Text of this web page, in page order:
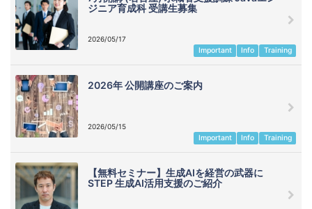
ジニア育成科 受講生募集
2026/05/17
Important Info Training
2026年 公開講座のご案内
2026/05/15
Important Info Training
【無料セミナー】生成AIを経営の武器に
STEP 生成AI活用支援のご紹介